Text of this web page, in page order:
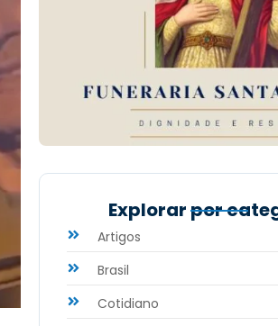
Explorar por
Artigos
Brasil
Cotidiano